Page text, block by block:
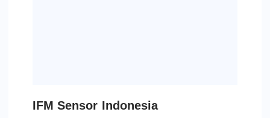
IFM Sensor Indonesia